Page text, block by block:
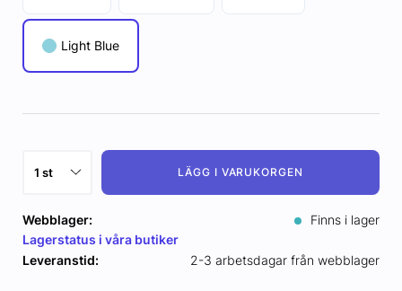
Light Blue
LÄGG I VARUKORGEN
Webblager:
Finns i lager
Lagerstatus i våra butiker
Leveranstid:
2-3 arbetsdagar från webblager